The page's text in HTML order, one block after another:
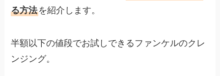
る方法を紹介します。
半額以下の値段でお試しできるファンケルのクレ
ンジング。